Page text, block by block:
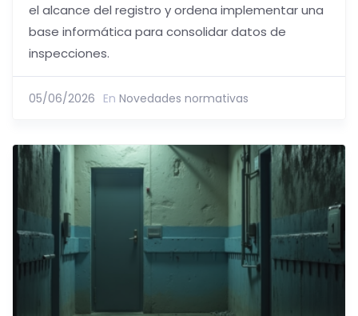
el alcance del registro y ordena implementar una
base informática para consolidar datos de
inspecciones.
05/06/2026 En Novedades normativas